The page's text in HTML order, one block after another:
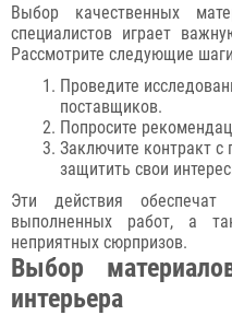
Выбор качественных
специалистов играет
Рассмотрите следующие
Проведите
поставщиков.
Попросите
Заключите контракт
защитить свои
Эти действия обеспечат
выполненных работ, а
неприятных сюрпризов.
Выбор
интерьера